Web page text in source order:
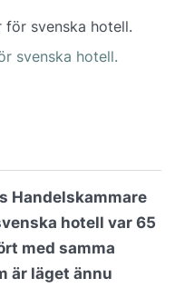
svenska hotell.
Handelskammare
hotell var 65
med samma
är läget ännu